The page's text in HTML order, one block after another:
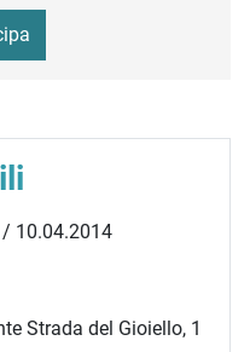
10.04.2014
Strada del Gioiello, 1